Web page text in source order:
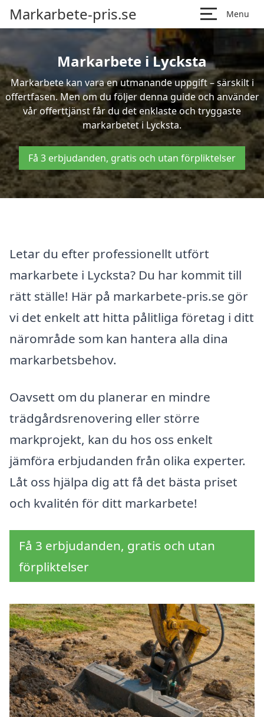
Markarbete-pris.se Menu
Markarbete i Lycksta
Markarbete kan vara en utmanande uppgift – särskilt i
offertfasen. Men om du följer denna guide och använder
vår offerttjänst får du det enklaste och tryggaste
markarbetet i Lycksta.
Få 3 erbjudanden, gratis och utan förpliktelser
Letar du efter professionellt utfört
markarbete i Lycksta? Du har kommit till
rätt ställe! Här på markarbete-pris.se gör
vi det enkelt att hitta pålitliga företag i ditt
närområde som kan hantera alla dina
markarbetsbehov.
Oavsett om du planerar en mindre
trädgårdsrenovering eller större
markprojekt, kan du hos oss enkelt
jämföra erbjudanden från olika experter.
Låt oss hjälpa dig att få det bästa priset
och kvalitén för ditt markarbete!
Få 3 erbjudanden, gratis och utan
förpliktelser